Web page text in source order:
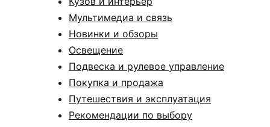
Мультимедиа и связь
Новинки и обзоры
Освещение
Подвеска и рулевое управление
Покупка и продажа
Путешествия и эксплуатация
Рекомендации по выбору